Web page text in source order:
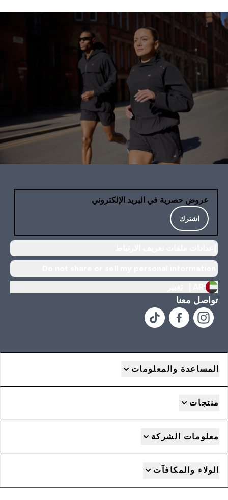
عروض حصرية في البريد الإلكتروني
اشترك
تواصل معنا
المساعدة والمعلومات
منتجات
معلومات الشركة
الولاء والمكافآت